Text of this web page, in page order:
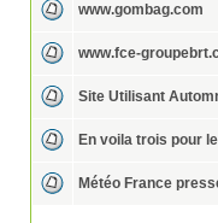
www.gombag.com
www.fce-
Site Utilisant
En voila trois pour
Météo France